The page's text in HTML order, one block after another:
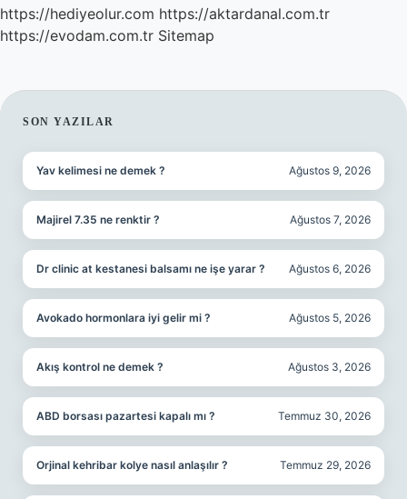
https://hediyeolur.com https://aktardanal.com.tr
https://evodam.com.tr Sitemap
SIDEBAR
SON YAZILAR
Yav kelimesi ne demek ? Ağustos 9, 2026
Majirel 7.35 ne renktir ? Ağustos 7, 2026
Dr clinic at kestanesi balsamı ne işe yarar ? Ağustos 6, 2026
Avokado hormonlara iyi gelir mi ? Ağustos 5, 2026
Akış kontrol ne demek ? Ağustos 3, 2026
ABD borsası pazartesi kapalı mı ? Temmuz 30, 2026
Orjinal kehribar kolye nasıl anlaşılır ? Temmuz 29, 2026